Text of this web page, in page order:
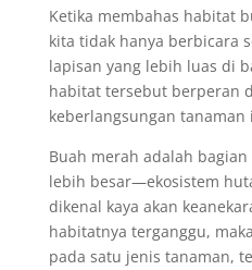
Ketika membahas habitat
kita tidak hanya berbicara
lapisan yang lebih luas di
habitat tersebut berperan
keberlangsungan
Buah merah adalah
lebih besar—ekosistem
dikenal kaya akan
habitatnya terganggu,
pada satu jenis tanaman,